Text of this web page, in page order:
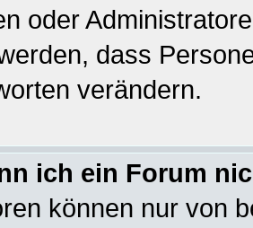
oder
dass
verändern.
ich ein Forum
können nur von